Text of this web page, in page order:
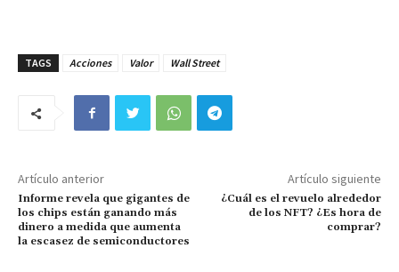
TAGS Acciones Valor Wall Street
Artículo anterior
Informe revela que gigantes de
los chips están ganando más
dinero a medida que aumenta
la escasez de semiconductores
Artículo siguiente
¿Cuál es el revuelo alrededor
de los NFT? ¿Es hora de
comprar?